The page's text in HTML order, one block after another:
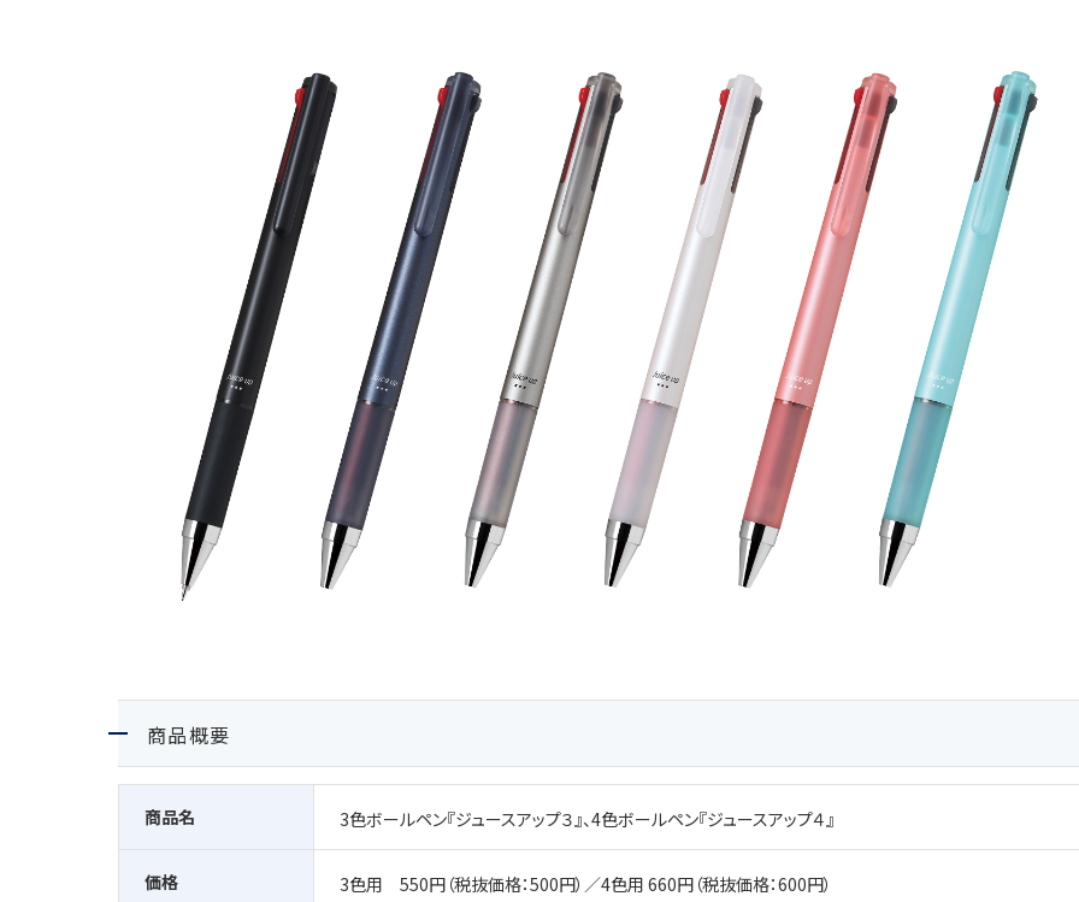
商品概要
商品名 3色ボールペン『ジュースアップ３』、4色ボールペン『ジュースアップ４』
価格 3色用 550円（税抜価格：500円）／4色用 660円（税抜価格：600円）